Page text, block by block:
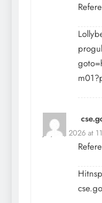
July 15, 2026 at